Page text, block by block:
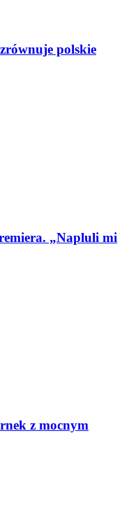
polskie
„Napluli mi
z mocnym